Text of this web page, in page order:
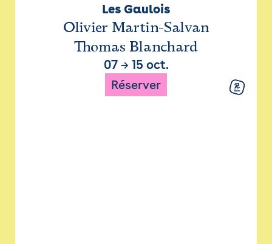
Les Gaulois
Olivier Martin-Salvan
Thomas Blanchard
07→ 15 oct.
Réserver